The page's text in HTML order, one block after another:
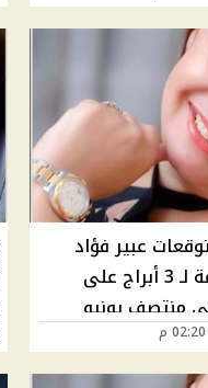
عبير فؤاد
تكشف مفاجآت ضخمة لـ 3 أبراج على
منتصف يونيو